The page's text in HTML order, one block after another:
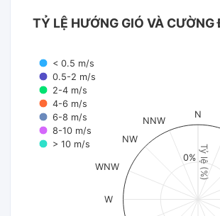
Tỷ lệ (%)
TỶ LỆ HƯỚNG GIÓ VÀ CƯỜNG
< 0.5 m/s
0.5-2 m/s
2-4 m/s
4-6 m/s
6-8 m/s
8-10 m/s
> 10 m/s
N
W
WNW
NW
NNW
0%